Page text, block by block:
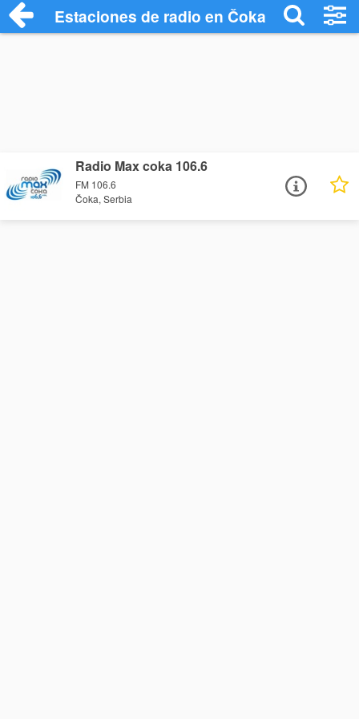
Estaciones de radio en Čoka - Escuchar
Radio Max coka 106.6
FM 106.6
Čoka, Serbia